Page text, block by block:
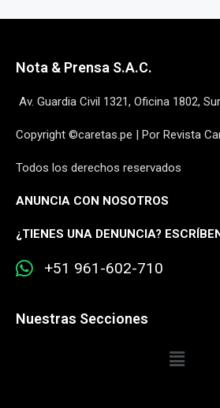
Nota & Prensa S.A.C.
Av. Guardia Civil 1321, Oficina 1802,
Copyright ©caretas.pe | Por Revista
Todos los derechos reservados
ANUNCIA CON NOSOTROS
¿TIENES UNA DENUNCIA?
+51 961-602-710
Nuestras Secciones